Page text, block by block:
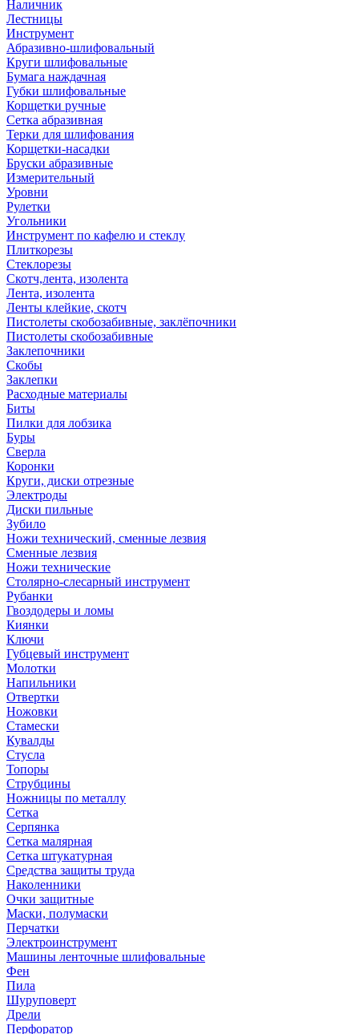
Наличник
Лестницы
Инструмент
Абразивно-шлифовальный
Круги шлифовальные
Бумага наждачная
Губки шлифовальные
Корщетки ручные
Сетка абразивная
Терки для шлифования
Корщетки-насадки
Бруски абразивные
Измерительный
Уровни
Рулетки
Угольники
Инструмент по кафелю и стеклу
Плиткорезы
Стеклорезы
Скотч,лента, изолента
Лента, изолента
Ленты клейкие, скотч
Пистолеты скобозабивные, заклёпочники
Пистолеты скобозабивные
Заклепочники
Скобы
Заклепки
Расходные материалы
Биты
Пилки для лобзика
Буры
Сверла
Коронки
Круги, диски отрезные
Электроды
Диски пильные
Зубило
Ножи технический, сменные лезвия
Сменные лезвия
Ножи технические
Столярно-слесарный инструмент
Рубанки
Гвоздодеры и ломы
Киянки
Ключи
Губцевый инструмент
Молотки
Напильники
Отвертки
Ножовки
Стамески
Кувалды
Стусла
Топоры
Струбцины
Ножницы по металлу
Сетка
Серпянка
Сетка малярная
Сетка штукатурная
Средства защиты труда
Наколенники
Очки защитные
Маски, полумаски
Перчатки
Электроинструмент
Машины ленточные шлифовальные
Фен
Пила
Шуруповерт
Дрели
Перфоратор